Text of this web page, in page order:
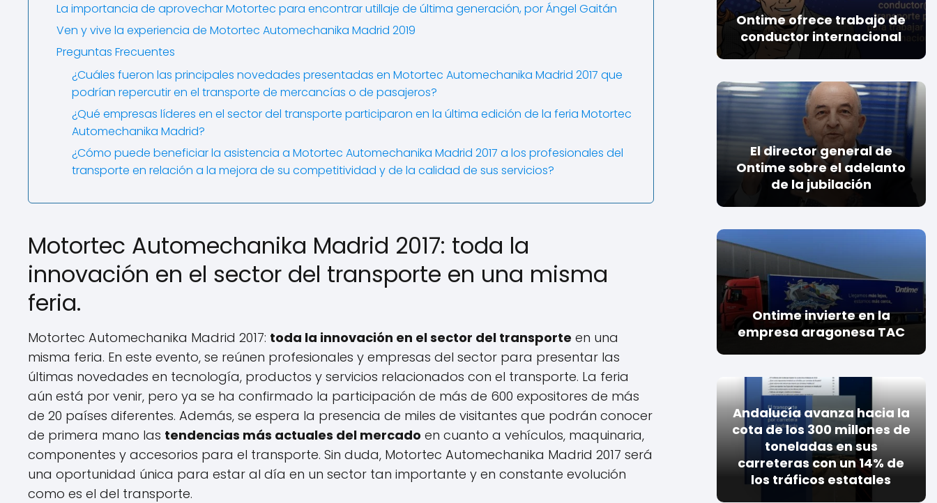
La importancia de aprovechar Motortec para encontrar utillaje de última generación, por Ángel Gaitán
Ven y vive la experiencia de Motortec Automechanika Madrid 2019
Preguntas Frecuentes
¿Cuáles fueron las principales novedades presentadas en Motortec Automechanika Madrid 2017 que
podrían repercutir en el transporte de mercancías o de pasajeros?
¿Qué empresas líderes en el sector del transporte participaron en la última edición de la feria Motortec
Automechanika Madrid?
¿Cómo puede beneficiar la asistencia a Motortec Automechanika Madrid 2017 a los profesionales del
transporte en relación a la mejora de su competitividad y de la calidad de sus servicios?
Motortec Automechanika Madrid 2017: toda la
innovación en el sector del transporte en una misma
feria.
Motortec Automechanika Madrid 2017: toda la innovación en el sector del transporte en una
misma feria. En este evento, se reúnen profesionales y empresas del sector para presentar las
últimas novedades en tecnología, productos y servicios relacionados con el transporte. La feria
aún está por venir, pero ya se ha confirmado la participación de más de 600 expositores de más
de 20 países diferentes. Además, se espera la presencia de miles de visitantes que podrán conocer
de primera mano las tendencias más actuales del mercado en cuanto a vehículos, maquinaria,
componentes y accesorios para el transporte. Sin duda, Motortec Automechanika Madrid 2017 será
una oportunidad única para estar al día en un sector tan importante y en constante evolución
como es el del transporte.
Ontime ofrece trabajo de
conductor internacional
El director general de
Ontime sobre el adelanto
de la jubilación
Ontime invierte en la
empresa aragonesa TAC
Andalucía avanza hacia la
cota de los 300 millones de
toneladas en sus
carreteras con un 14% de
los tráficos estatales